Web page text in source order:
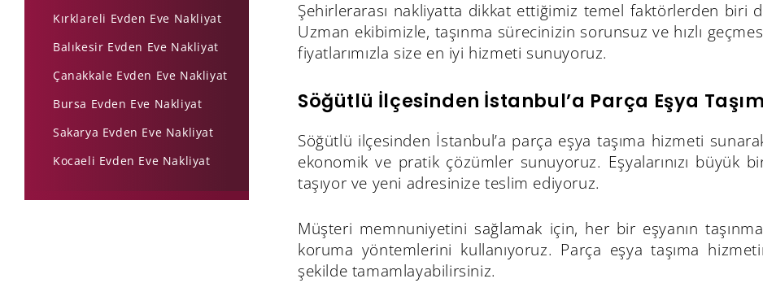
Şehirlerarası nakliyatta dikkat ettiğimiz temel faktörlerden biri
Uzman ekibimizle, taşınma sürecinizin sorunsuz ve hızlı
fiyatlarımızla size en iyi hizmeti sunuyoruz.
Söğütlü İlçesinden İstanbul’a Parça Eşya
Söğütlü ilçesinden İstanbul’a parça eşya taşıma hizmeti
ekonomik ve pratik çözümler sunuyoruz. Eşyalarınızı büyük
taşıyor ve yeni adresinize teslim ediyoruz.
Müşteri memnuniyetini sağlamak için, her bir eşyanın
koruma yöntemlerini kullanıyoruz. Parça eşya taşıma
şekilde tamamlayabilirsiniz.
Kırklareli Evden Eve Nakliyat
Balıkesir Evden Eve Nakliyat
Çanakkale Evden Eve Nakliyat
Bursa Evden Eve Nakliyat
Sakarya Evden Eve Nakliyat
Kocaeli Evden Eve Nakliyat